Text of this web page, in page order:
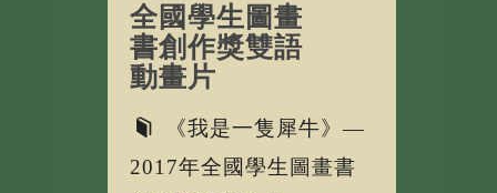
全國學生圖畫
書創作獎雙語
動畫片
《我是一隻犀牛》—
2017年全國學生圖畫書